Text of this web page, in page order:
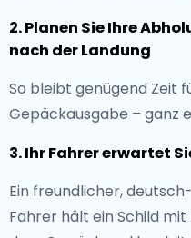
2. Planen Sie Ihre
nach der Landung
So bleibt genügend Zeit
Gepäckausgabe – ganz
3. Ihr Fahrer erwartet
Ein freundlicher,
Fahrer hält ein Schild